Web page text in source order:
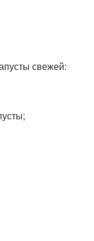
свежей: